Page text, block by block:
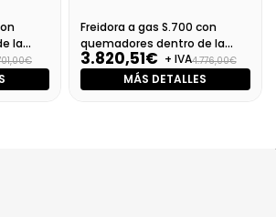
la
Freidora a gas S.700 con
quemadores dentro de la
cuba SV 78 FRGS13 PW
3.820,51€ + IVA4.776,00€
MÁS DETALLES